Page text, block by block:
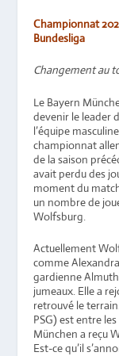
Championnat
Bundesliga
Changement au
Le Bayern
devenir le leader
l’équipe
championnat
de la saison
avait perdu des
moment du
un nombre de
Wolfsburg.
Actuellement
comme
gardienne
jumeaux. Elle a
retrouvé le
PSG) est entre
München a reçu
Est-ce qu’il